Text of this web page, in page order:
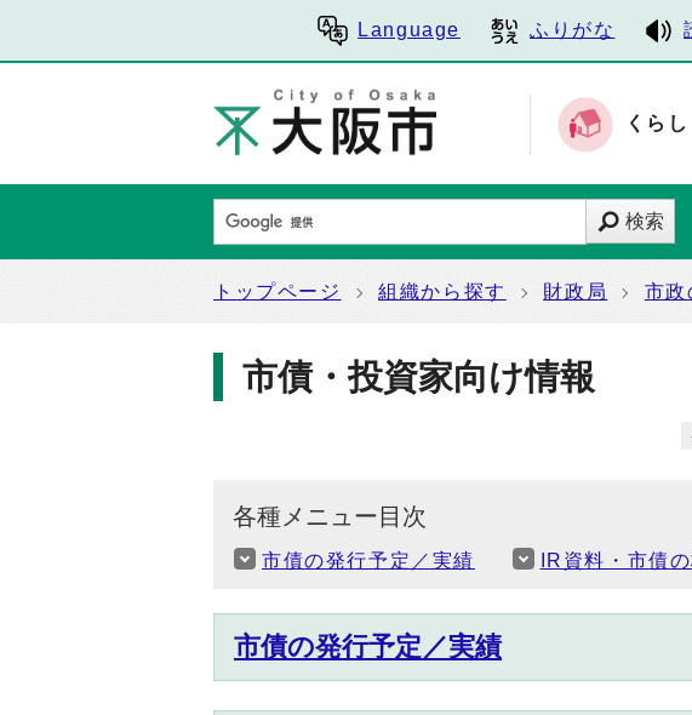
Language ふりがな
くらし
検索
トップページ 組織から探す 財政局 市政
市債・投資家向け情報
各種メニュー目次
市債の発行予定／実績 IR資料・市債
市債の発行予定／実績